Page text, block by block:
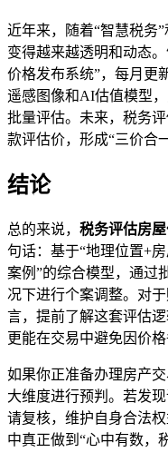
近年来，随着“智慧税务
变得越来越透明和动态
价格发布系统”，每月更
遥感图像和AI估值模型
批量评估。未来，税务
款评估价，形成“三价合
结论
总的来说， 税务评估房
句话：基于“地理位置+
案例”的综合模型，通过
况下进行个案调整。对
言，提前了解这套评估
更能在交易中避免因价
如果你正准备办理房产
大维度进行预判。若发
请复核，维护自身合法
中真正做到“心中有数，